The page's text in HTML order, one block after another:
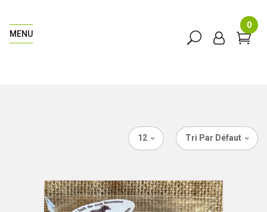
MENU
0
Tri Par Défaut
12